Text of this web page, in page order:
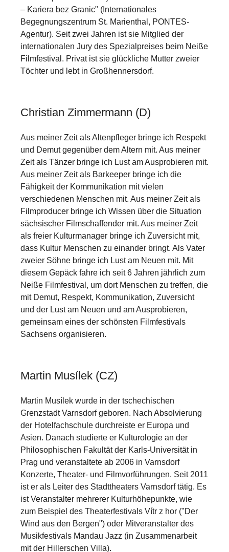
– Kariera bez Granic" (Internationales
Begegnungszentrum St. Marienthal, PONTES-
Agentur). Seit zwei Jahren ist sie Mitglied der
internationalen Jury des Spezialpreises beim Neiße
Filmfestival. Privat ist sie glückliche Mutter zweier
Töchter und lebt in Großhennersdorf.
Christian Zimmermann (D)
Aus meiner Zeit als Altenpfleger bringe ich Respekt
und Demut gegenüber dem Altern mit. Aus meiner
Zeit als Tänzer bringe ich Lust am Ausprobieren mit.
Aus meiner Zeit als Barkeeper bringe ich die
Fähigkeit der Kommunikation mit vielen
verschiedenen Menschen mit. Aus meiner Zeit als
Filmproducer bringe ich Wissen über die Situation
sächsischer Filmschaffender mit. Aus meiner Zeit
als freier Kulturmanager bringe ich Zuversicht mit,
dass Kultur Menschen zu einander bringt. Als Vater
zweier Söhne bringe ich Lust am Neuen mit. Mit
diesem Gepäck fahre ich seit 6 Jahren jährlich zum
Neiße Filmfestival, um dort Menschen zu treffen, die
mit Demut, Respekt, Kommunikation, Zuversicht
und der Lust am Neuen und am Ausprobieren,
gemeinsam eines der schönsten Filmfestivals
Sachsens organisieren.
Martin Musílek (CZ)
Martin Musílek wurde in der tschechischen
Grenzstadt Varnsdorf geboren. Nach Absolvierung
der Hotelfachschule durchreiste er Europa und
Asien. Danach studierte er Kulturologie an der
Philosophischen Fakultät der Karls-Universität in
Prag und veranstaltete ab 2006 in Varnsdorf
Konzerte, Theater- und Filmvorführungen. Seit 2011
ist er als Leiter des Stadttheaters Varnsdorf tätig. Es
ist Veranstalter mehrerer Kulturhöhepunkte, wie
zum Beispiel des Theaterfestivals Vítr z hor ("Der
Wind aus den Bergen") oder Mitveranstalter des
Musikfestivals Mandau Jazz (in Zusammenarbeit
mit der Hillerschen Villa).